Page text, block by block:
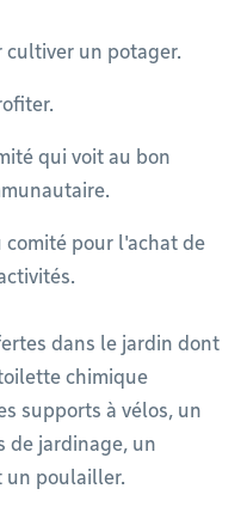
cultiver un potager.
qui voit au bon
comité pour l'achat de
dans le jardin dont
chimique
supports à vélos, un
de jardinage, un
un poulailler.